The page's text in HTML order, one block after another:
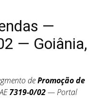
—
— Goiânia,
dePromoção de
7319-0/02— Portal